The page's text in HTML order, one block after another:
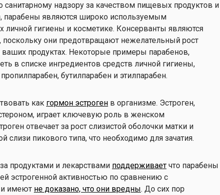
надзору за качеством пищевых продуктов и
парабены являются широко используемым
личной гигиены и косметике. Консерванты являются
они предотвращают нежелательный рост
продуктах. Некоторые примеры парабенов,
в списке ингредиентов средств личной гигиены,
бутилпарабен и этилпарабен.
как гормон эстроген в организме. Эстроген,
играет ключевую роль в женском
отвечает за рост слизистой оболочки матки и
слизи пикового типа, что необходимо для зачатия.
продуктами и лекарствами поддерживает что парабены
эстрогенной активностью по сравнению с
и имеют не доказано, что они вредны. До сих пор